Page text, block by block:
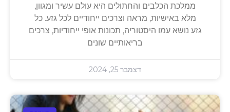
ממלכת הכלבים והחתולים היא עולם עשיר ומגוון,
מלא באישיות, מראה וצרכים ייחודיים לכל גזע. כל
גזע נושא עמו היסטוריה, תכונות אופי ייחודיות, צרכים
בריאותיים שונים
דצמבר 25, 2024